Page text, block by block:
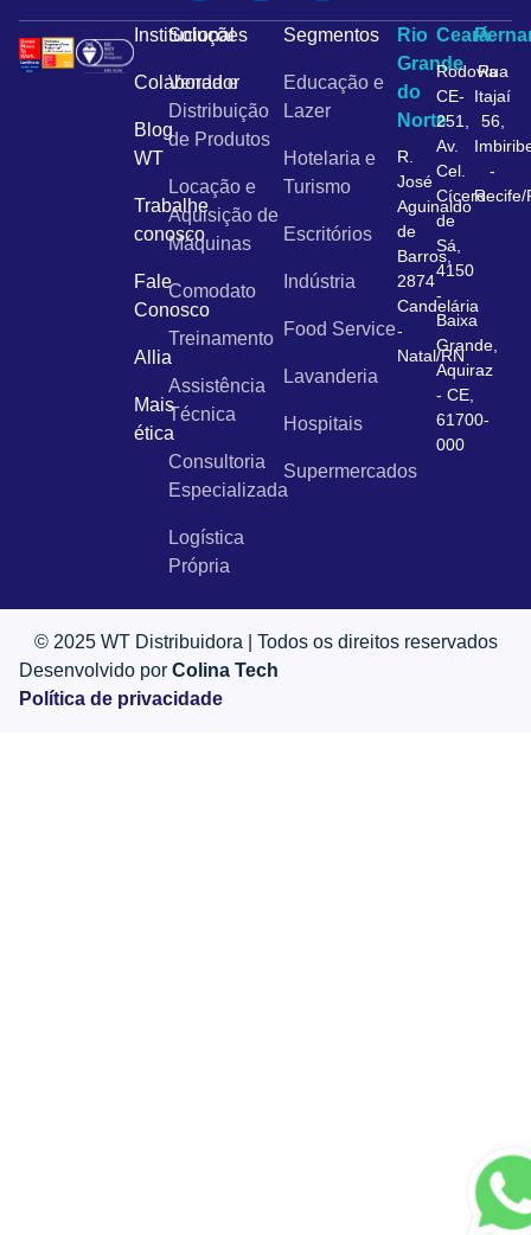
Institucional
Colaborador
Blog
WT
Trabalhe
conosco
Fale
Conosco
Allia
Mais
ética
Soluções
Venda e
Distribuição
de Produtos
Locação e
Aquisição de
Máquinas
Comodato
Treinamento
Assistência
Técnica
Consultoria
Especializada
Logística
Própria
Segmentos
Educação e
Lazer
Hotelaria e
Turismo
Escritórios
Indústria
Food Service
Lavanderia
Hospitais
Supermercados
Rio
Grande
do
Norte
R.
José
Aguinaldo
de
Barros,
2874
Candelária
-
Natal/RN
Ceará
Rodovia
CE-
251,
Av.
Cel.
Cícero
de
Sá,
4150
-
Baixa
Grande,
Aquiraz
- CE,
61700-
000
Rua
Itajaí
56,
-
Recife/
© 2025 WT Distribuidora | Todos os direitos reservados
Desenvolvido por Colina Tech
Política de privacidade